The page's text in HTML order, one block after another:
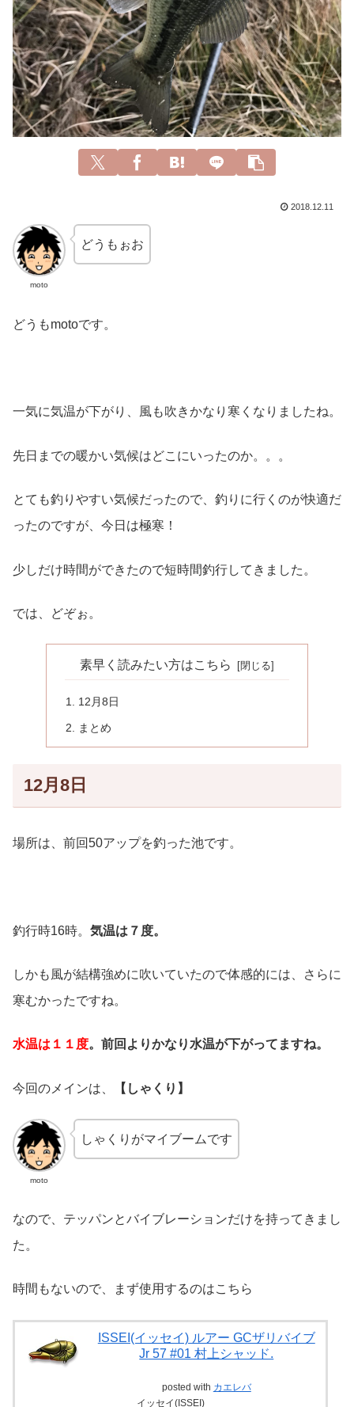
2018.12.11
moto
どうもぉお
どうもmotoです。
一気に気温が下がり、風も吹きかなり寒くなりましたね。
先日までの暖かい気候はどこにいったのか。。。
とても釣りやすい気候だったので、釣りに行くのが快適だ
ったのですが、今日は極寒！
少しだけ時間ができたので短時間釣行してきました。
では、どぞぉ。
素早く読みたい方はこちら
12月8日
まとめ
12月8日
場所は、前回50アップを釣った池です。
釣行時16時。 気温は７度。
しかも風が結構強めに吹いていたので体感的には、さらに
寒むかったですね。
水温は１１度。前回よりかなり水温が下がってますね。
今回のメインは、 【しゃくり】
moto
しゃくりがマイブームです
なので、テッパンとバイブレーションだけを持ってきまし
た。
時間もないので、まず使用するのはこちら
ISSEI(イッセイ) ルアー GCザリバイブ
Jr 57 #01 村上シャッド.
posted with カエレバ
イッセイ(ISSEI)